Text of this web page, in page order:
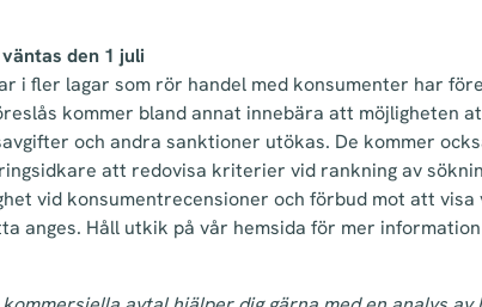
den 1 juli
i fler lagar som rör handel med konsumenter har
kommer bland annat innebära att möjligheten
och andra sanktioner utökas. De kommer
att redovisa kriterier vid rankning av
vid konsumentrecensioner och förbud mot att
anges. Håll utkik på vår hemsida för mer